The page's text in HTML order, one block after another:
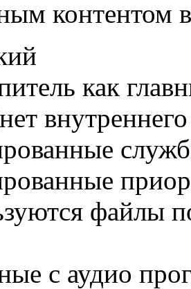
контентом
как
файлы
с аудио